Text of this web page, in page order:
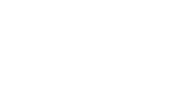
Preis der